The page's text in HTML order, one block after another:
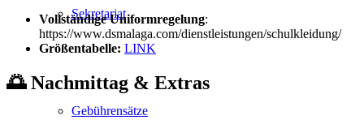
Sekretariat
Gebührensätze
Vollständige Uniformregelung:
https://www.dsmalaga.com/dienstleistungen/schulkleidung/
Größentabelle: LINK
🌅 Nachmittag & Extras